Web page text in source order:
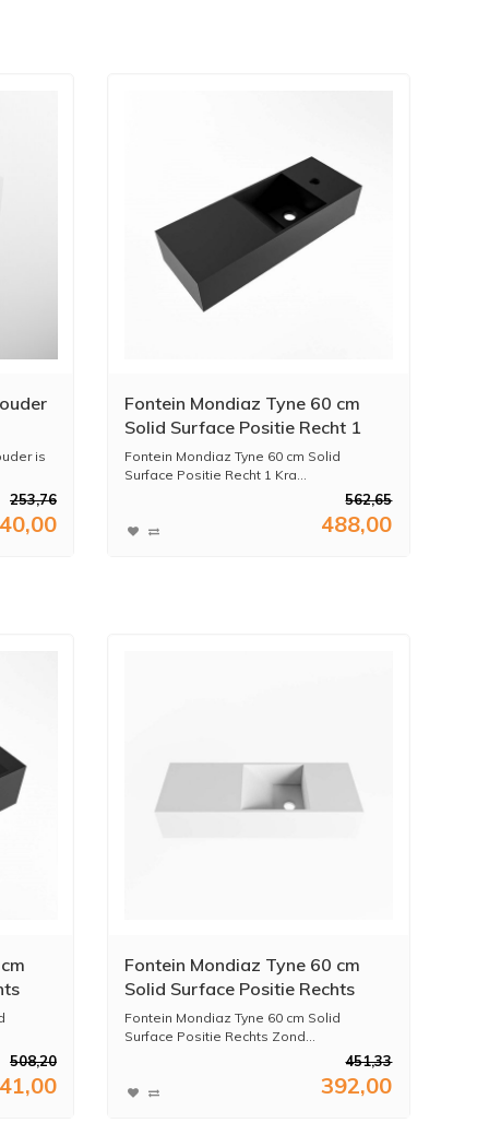
is
253,76
Fontein Mondiaz Tyne 60 cm
Solid Surface Positie Recht 1
Kraangat Urban
Fontein Mondiaz Tyne 60 cm Solid
Surface Positie Recht 1 Kra...
562,65
488,00
508,20
Fontein Mondiaz Tyne 60 cm
Solid Surface Positie Rechts
Zonder Kraangat Talc
Fontein Mondiaz Tyne 60 cm Solid
Surface Positie Rechts Zond...
451,33
392,00